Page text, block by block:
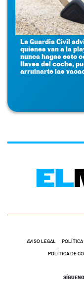
La Guardia Civil
quienes van a la
nunca hagas esto
llaves del coche,
arruinarte las
AVISO LEGAL POLÍTICA
POLÍTICA DE